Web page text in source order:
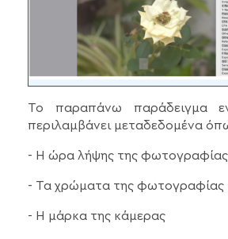
Το παραπάνω παράδειγμα
περιλαμβάνει μεταδεδομένα
- Η ώρα λήψης της φωτογραφίας
- Τα χρώματα της φωτογραφίας
- Η μάρκα της κάμερας